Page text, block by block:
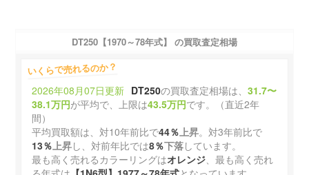
DT250【1970～78年式】 の買取査定相場
いくらで売れるのか？
2026年08月07日更新 DT250の買取査定相場は、31.7〜
38.1万円が平均で、上限は43.5万円です。（直近2年
間）
平均買取額は、対10年前比で44％ 上昇。対3年前比で
13％ 上昇し、対前年比では8％下落しています。
最も高く売れるカラーリングはオレンジ 、最も高く売れ